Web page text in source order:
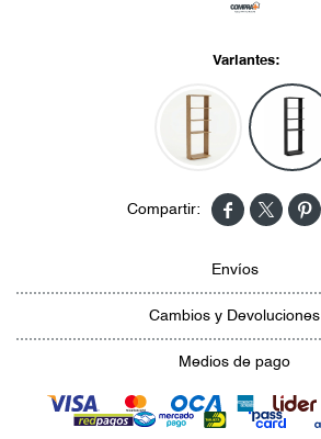
Variantes:
  
Envíos
Cambios y Devoluciones
Medios de pago